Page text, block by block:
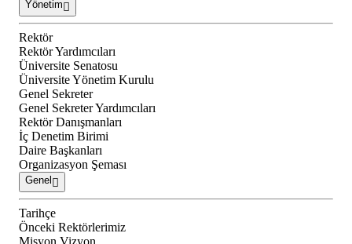
Yönetim
Rektör
Rektör Yardımcıları
Üniversite Senatosu
Üniversite Yönetim Kurulu
Genel Sekreter
Genel Sekreter Yardımcıları
Rektör Danışmanları
İç Denetim Birimi
Daire Başkanları
Organizasyon Şeması
Genel
Tarihçe
Önceki Rektörlerimiz